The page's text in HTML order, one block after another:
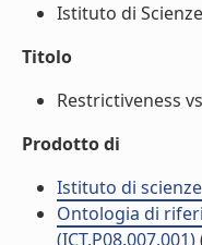
Istituto di
Titolo
Restrictiveness
Prodotto di
Istituto di
Ontologia di
(ICT.P08.007.001)